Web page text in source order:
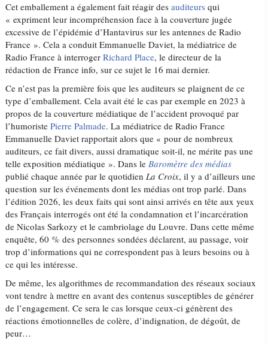
Cet emballement a également fait réagir desauditeurs qui
« expriment leur incompréhension face à la couverture jugée
excessive de l’épidémie d’Hantavirus sur les antennes de Radio
France ». Cela a conduit Emmanuelle Daviet, la médiatrice de
Radio France à interrogerRichard Place, le directeur de la
rédaction de France info, sur ce sujet le 16 mai dernier.
Ce n’est pas la première fois que les auditeurs se plaignent de ce
type d’emballement. Cela avait été le cas par exemple en 2023 à
propos de la couverture médiatique de l’accident provoqué par
l’humoristePierre Palmade. La médiatrice de Radio France
Emmanuelle Daviet rapportait alors que « pour de nombreux
auditeurs, ce fait divers, aussi dramatique soit-il, ne mérite pas une
telle exposition médiatique ». Dans leBaromètre des médias
publié chaque année par le quotidienLa Croix, il y a d’ailleurs une
question sur les événements dont les médias ont trop parlé. Dans
l’édition 2026, les deux faits qui sont ainsi arrivés en tête aux yeux
des Français interrogés ont été la condamnation et l’incarcération
de Nicolas Sarkozy et le cambriolage du Louvre. Dans cette même
enquête, 60 % des personnes sondées déclarent, au passage, voir
trop d’informations qui ne correspondent pas à leurs besoins ou à
ce qui les intéresse.
De même, les algorithmes de recommandation des réseaux sociaux
vont tendre à mettre en avant des contenus susceptibles de générer
de l’engagement. Ce sera le cas lorsque ceux-ci génèrent des
réactions émotionnelles de colère, d’indignation, de dégoût, de
peur…